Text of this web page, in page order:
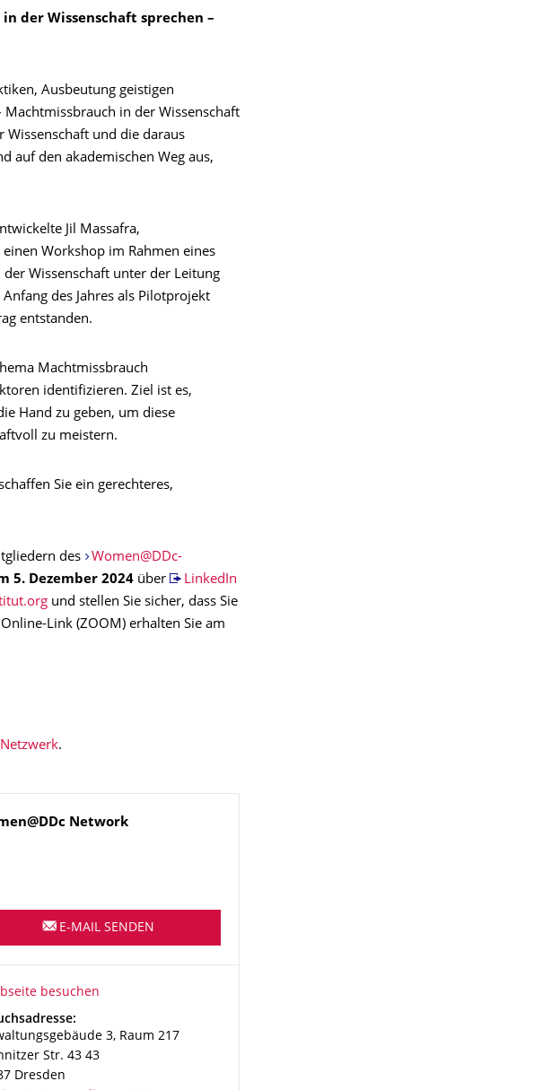
der Wissenschaft sprechen –
Ausbeutung geistigen
in der Wissenschaft
Wissenschaft und die daraus
auf den akademischen Weg aus,
Jil Massafra,
Workshop im Rahmen eines
Wissenschaft unter der Leitung
des Jahres als Pilotprojekt
entstanden.
Machtmissbrauch
identifizieren. Ziel ist es,
Hand zu geben, um diese
zu meistern.
Sie ein gerechteres,
des
Women@DDc-
5. Dezember 2024 über
LinkedIn
und stellen Sie sicher, dass Sie
Link (ZOOM) erhalten Sie am
.
Network
E-MAIL SENDEN
besuchen
3, Raum 217
Str. 43 43
Dresden